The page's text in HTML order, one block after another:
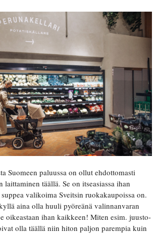
Suomeen paluussa on ollut ehdottomasti
laittaminen täällä. Se on itseasiassa ihan
valikoima Sveitsin ruokakaupoissa on.
aina olla huuli pyöreänä valinnanvaran
oikeastaan ihan kaikkeen! Miten esim. juusto-
olla täällä niin hiton paljon parempia kuin